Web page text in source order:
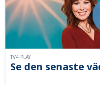
Se den senaste
TV4 PLAY